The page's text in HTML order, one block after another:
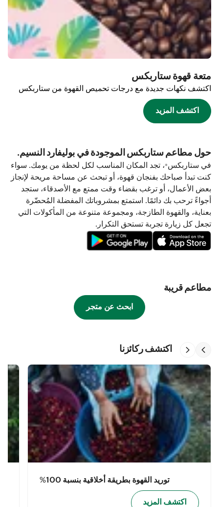
متعة قهوة ستاربكس
اكتشف نكهات جديدة مع درجات تحميص القهوة من ستاربكس
اكتشف المزيد
حول مطاعم ستاربكس الموجودة في بوليفارد النسيم.
في ستاربكس®، تجد المكان المناسب لكل لحظة من يومك. سواء
كنت تبدأ صباحك بفنجان قهوة، أو تبحث عن مساحة مريحة لإنجاز
بعض الأعمال، أو ترغب بقضاء وقت ممتع مع الأصدقاء، ستجد
أجواءً ترحب بك دائمًا. استمتع بمشروباتك المفضلة المُحضّرة
بعناية، والقهوة الطازجة، ومجموعة متنوعة من المأكولات التي
تجعل كل زيارة تجربة تستحق التكرار.
مطاعم قريبة
ابحث عن متجر
اكتشف ركائزنا
توريد القهوة بطريقة أخلاقية بنسبة 100%
اكتشف المزيد